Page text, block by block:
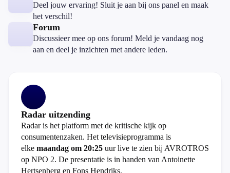
Deel jouw ervaring! Sluit je aan bij ons panel en maak
het verschil!
Forum
Discussieer mee op ons forum! Meld je vandaag nog
aan en deel je inzichten met andere leden.
Radar uitzending
Radar is het platform met de kritische kijk op
consumentenzaken. Het televisieprogramma is
elke maandag om 20:25 uur live te zien bij AVROTROS
op NPO 2. De presentatie is in handen van Antoinette
Hertsenberg en Fons Hendriks.